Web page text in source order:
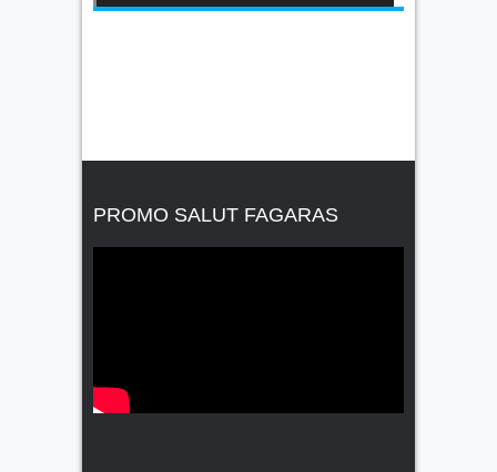
PROMO SALUT FAGARAS